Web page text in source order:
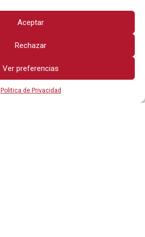
Aceptar
Rechazar
Ver preferencias
Politica de Privacidad